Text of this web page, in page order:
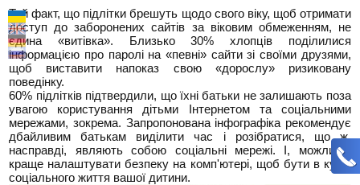
Той факт, що підлітки брешуть щодо свого віку, щоб отримати
доступ до заборонених сайтів за віковим обмеженням, не
єдина «витівка». Близько 30% хлопців поділилися
інформацією про паролі на «певні» сайти зі своїми друзями,
щоб виставити напоказ свою «дорослу» ризиковану
поведінку.
60% підлітків підтвердили, що їхні батьки не залишають поза
увагою користування дітьми Інтернетом та соціальними
мережами, зокрема. Запропонована інфографіка рекомендує
дбайливим батькам виділити час і розібратися, що ж,
насправді, являють собою соціальні мережі. І, можливо,
краще налаштувати безпеку на комп'ютері, щоб бути в курсі
соціального життя вашої дитини.